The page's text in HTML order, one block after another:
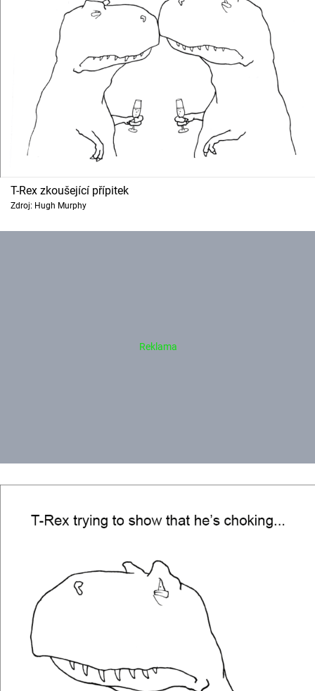
T-Rex zkoušející přípitek
Zdroj: Hugh Murphy